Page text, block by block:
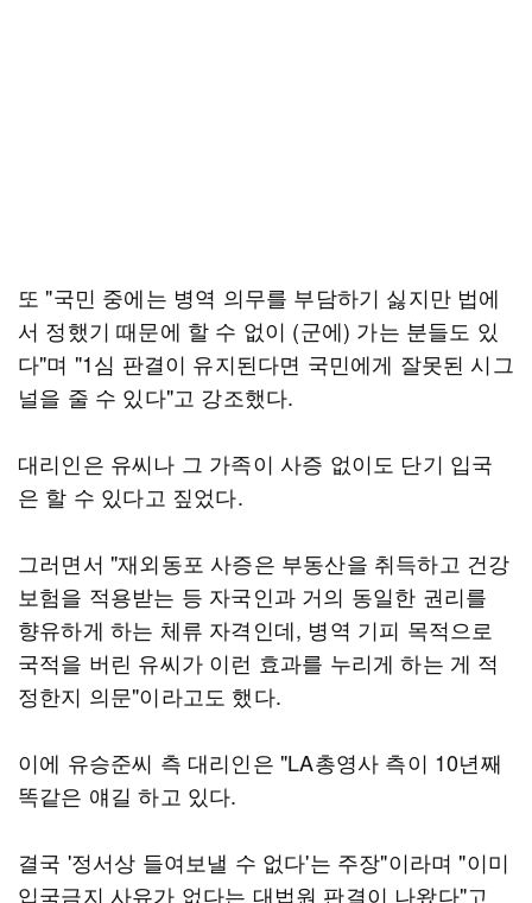
또 "국민 중에는 병역 의무를 부담하기 싫지만 법에
서 정했기 때문에 할 수 없이 (군에) 가는 분들도 있
다"며 "1심 판결이 유지된다면 국민에게 잘못된 시그
널을 줄 수 있다"고 강조했다.
대리인은 유씨나 그 가족이 사증 없이도 단기 입국
은 할 수 있다고 짚었다.
그러면서 "재외동포 사증은 부동산을 취득하고 건강
보험을 적용받는 등 자국인과 거의 동일한 권리를
향유하게 하는 체류 자격인데, 병역 기피 목적으로
국적을 버린 유씨가 이런 효과를 누리게 하는 게 적
정한지 의문"이라고도 했다.
이에 유승준씨 측 대리인은 "LA총영사 측이 10년째
똑같은 얘길 하고 있다.
결국 '정서상 들여보낼 수 없다'는 주장"이라며 "이미
입국금지 사유가 없다는 대법원 판결이 나왔다"고